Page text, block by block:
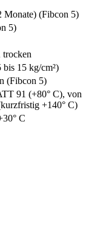
Monate) (Fibcon 5)
5)
trocken
bis 15 kg/cm²)
(Fibcon 5)
91 (+80° C), von
+140° C)
C